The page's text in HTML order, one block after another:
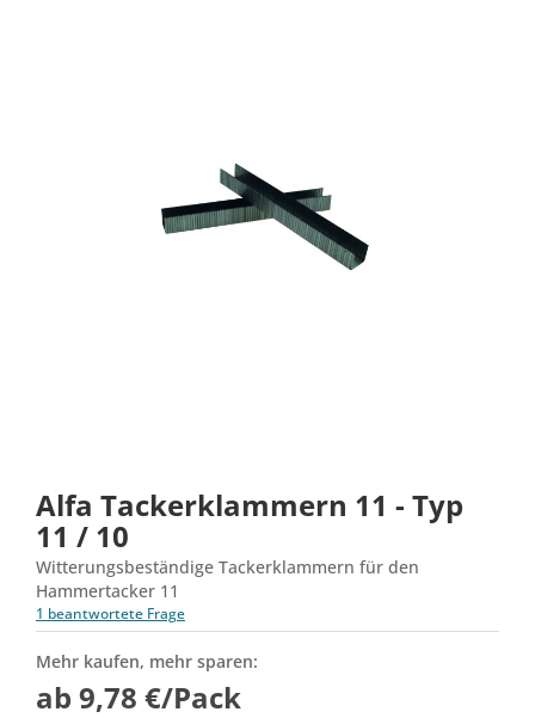
Alfa Tackerklammern 11 - Typ
11 / 10
Witterungsbeständige Tackerklammern für den
Hammertacker 11
1 beantwortete Frage
Mehr kaufen, mehr sparen:
ab 9,78 €/Pack